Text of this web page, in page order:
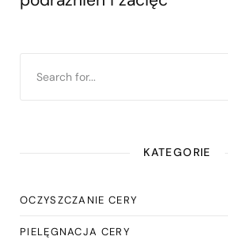
KATEGORIE
OCZYSZCZANIE CERY
PIELĘGNACJA CERY